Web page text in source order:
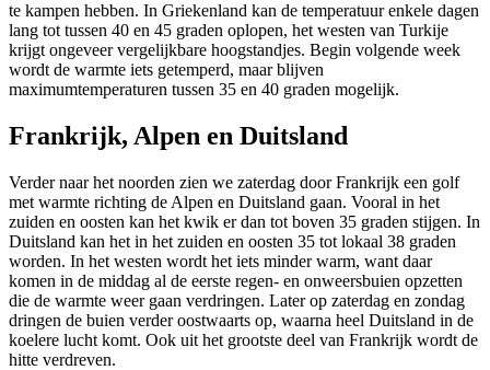
te kampen hebben. In Griekenland kan de temperatuur enkele dagen
lang tot tussen 40 en 45 graden oplopen, het westen van Turkije
krijgt ongeveer vergelijkbare hoogstandjes. Begin volgende week
wordt de warmte iets getemperd, maar blijven
maximumtemperaturen tussen 35 en 40 graden mogelijk.
Frankrijk, Alpen en Duitsland
Verder naar het noorden zien we zaterdag door Frankrijk een golf
met warmte richting de Alpen en Duitsland gaan. Vooral in het
zuiden en oosten kan het kwik er dan tot boven 35 graden stijgen. In
Duitsland kan het in het zuiden en oosten 35 tot lokaal 38 graden
worden. In het westen wordt het iets minder warm, want daar
komen in de middag al de eerste regen- en onweersbuien opzetten
die de warmte weer gaan verdringen. Later op zaterdag en zondag
dringen de buien verder oostwaarts op, waarna heel Duitsland in de
koelere lucht komt. Ook uit het grootste deel van Frankrijk wordt de
hitte verdreven.